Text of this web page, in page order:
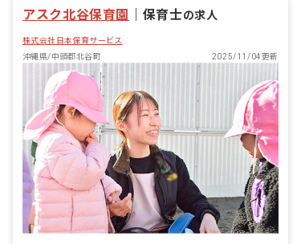
残業少なめ
アスク北谷保育園 保育士の求人
株式会社日本保育サービス
沖縄県/中頭郡北谷町
2025/11/04更新